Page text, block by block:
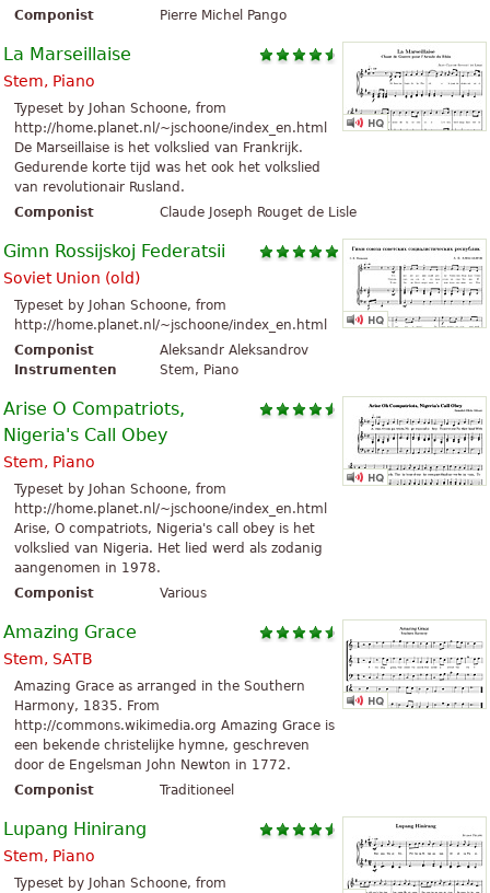
Componist
Pierre Michel Pango
La Marseillaise
Stem, Piano
Typeset by Johan Schoone, from
http://home.planet.nl/~jschoone/index_en.html
De Marseillaise is het volkslied van Frankrijk.
Gedurende korte tijd was het ook het volkslied
van revolutionair Rusland.
Componist
Claude Joseph Rouget de Lisle
Gimn Rossijskoj Federatsii
Soviet Union (old)
Typeset by Johan Schoone, from
http://home.planet.nl/~jschoone/index_en.html
Componist
Aleksandr Aleksandrov
Instrumenten
Stem, Piano
Arise O Compatriots,
Nigeria's Call Obey
Stem, Piano
Typeset by Johan Schoone, from
http://home.planet.nl/~jschoone/index_en.html
Arise, O compatriots, Nigeria's call obey is het
volkslied van Nigeria. Het lied werd als zodanig
aangenomen in 1978.
Componist
Various
Amazing Grace
Stem, SATB
Amazing Grace as arranged in the Southern
Harmony, 1835. From
http://commons.wikimedia.org Amazing Grace is
een bekende christelijke hymne, geschreven
door de Engelsman John Newton in 1772.
Componist
Traditioneel
Lupang Hinirang
Stem, Piano
Typeset by Johan Schoone, from